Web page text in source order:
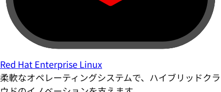
Red Hat Enterprise Linux
柔軟なオペレーティングシステムで、ハイブリッドクラ